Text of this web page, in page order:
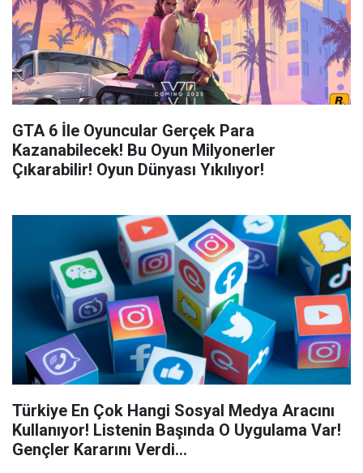
GTA 6 İle Oyuncular Gerçek Para
Kazanabilecek! Bu Oyun Milyonerler
Çıkarabilir! Oyun Dünyası Yıkılıyor!
Türkiye En Çok Hangi Sosyal Medya Aracını
Kullanıyor! Listenin Başında O Uygulama Var!
Gençler Kararını Verdi...